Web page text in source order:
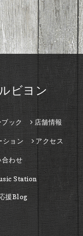
ビヨン
ック 店舗情報
ション アクセス
合わせ
Station
援Blog